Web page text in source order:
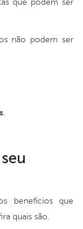
que podem ser
não podem ser
.
benefícios que
quais são.